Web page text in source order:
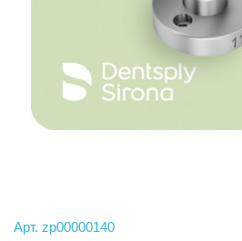
Арт. zp00000140